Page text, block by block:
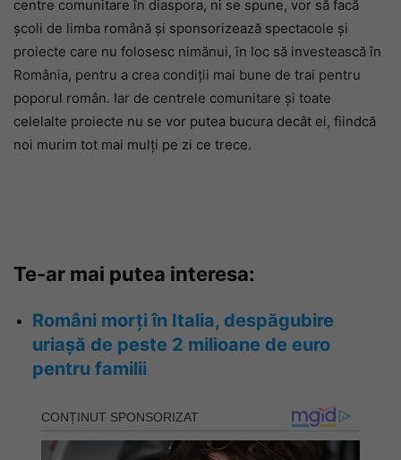
centre comunitare în diaspora, ni se spune, vor să facă
școli de limba română și sponsorizează spectacole și
proiecte care nu folosesc nimănui, în loc să investească în
România, pentru a crea condiții mai bune de trai pentru
poporul român. Iar de centrele comunitare și toate
celelalte proiecte nu se vor putea bucura decât ei, fiindcă
noi murim tot mai mulți pe zi ce trece.
Te-ar mai putea interesa:
Români morți în Italia, despăgubire
uriașă de peste 2 milioane de euro
pentru familii